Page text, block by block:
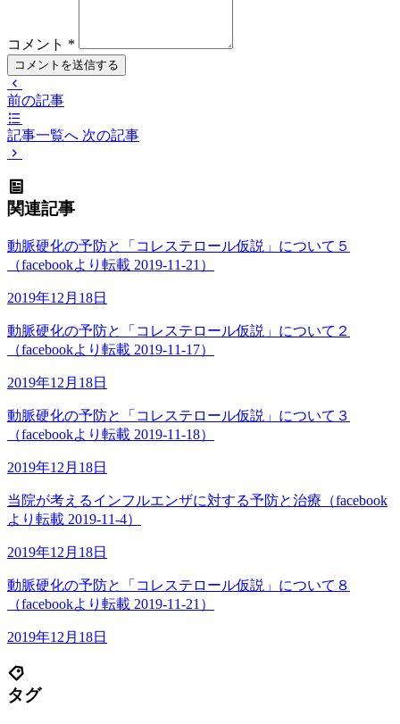
コメント *
コメントを送信する
前の記事
記事一覧へ 次の記事
関連記事
動脈硬化の予防と「コレステロール仮説」について５
（facebookより転載 2019-11-21）
2019年12月18日
動脈硬化の予防と「コレステロール仮説」について２
（facebookより転載 2019-11-17）
2019年12月18日
動脈硬化の予防と「コレステロール仮説」について３
（facebookより転載 2019-11-18）
2019年12月18日
当院が考えるインフルエンザに対する予防と治療（facebook
より転載 2019-11-4）
2019年12月18日
動脈硬化の予防と「コレステロール仮説」について８
（facebookより転載 2019-11-21）
2019年12月18日
タグ